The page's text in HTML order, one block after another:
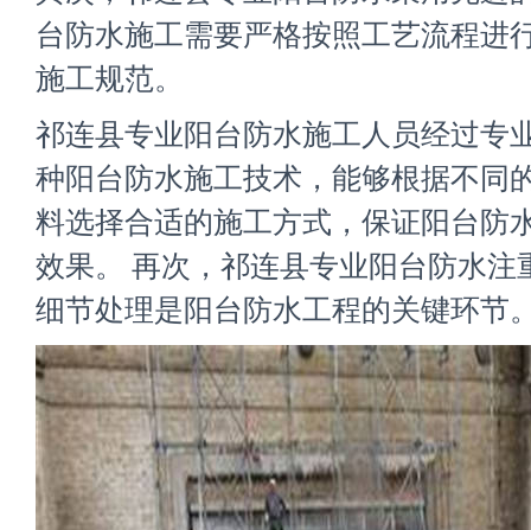
台防水施工需要严格按照工艺流程进
施工规范。
祁连县专业阳台防水施工人员经过专
种阳台防水施工技术，能够根据不同
料选择合适的施工方式，保证阳台防
效果。 再次，祁连县专业阳台防水注
细节处理是阳台防水工程的关键环节